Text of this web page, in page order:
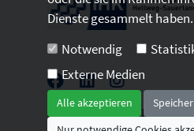
2026 © All Rights
Dienste gesammelt haben.
Notwendig
Externe Medien
Alle akzeptieren